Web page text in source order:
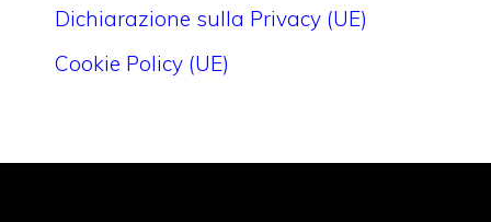
Dichiarazione sulla Privacy (UE)
Cookie Policy (UE)